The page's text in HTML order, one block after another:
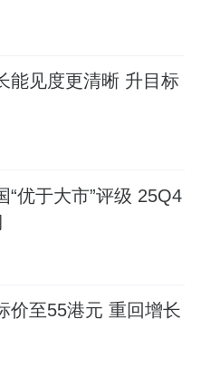
能见度更清晰 升目标
优于大市”评级 25Q4
价至55港元 重回增长